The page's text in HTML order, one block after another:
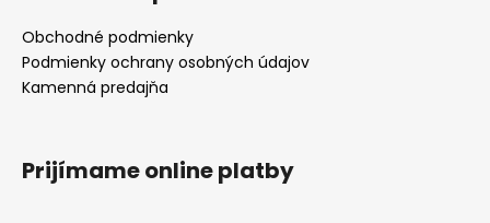
Obchodné podmienky
Podmienky ochrany osobných údajov
Kamenná predajňa
Prijímame online platby